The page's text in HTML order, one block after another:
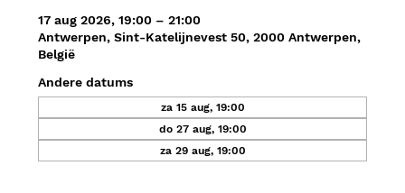
17 aug 2026, 19:00 – 21:00
Antwerpen, Sint-Katelijnevest 50, 2000 Antwerpen,
België
Andere datums
za 15 aug, 19:00
do 27 aug, 19:00
za 29 aug, 19:00